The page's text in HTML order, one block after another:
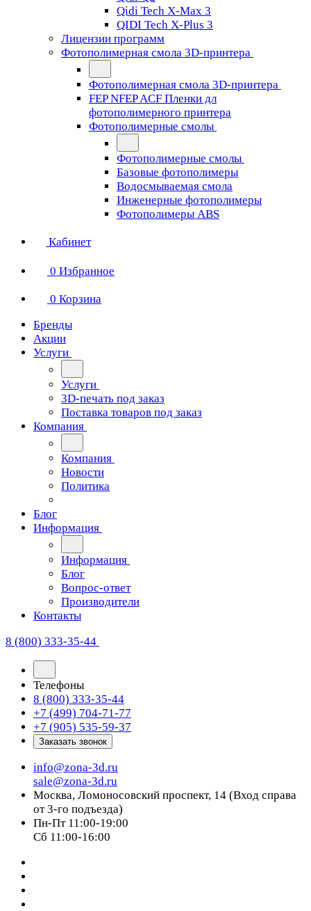
Qidi Tech X-Max 3
QIDI Tech X-Plus 3
Лицензии программ
Фотополимерная смола 3D-принтера
Фотополимерная смола 3D-принтера
FEP NFEP ACF Пленки дл
фотополимерного принтера
Фотополимерные смолы
Фотополимерные смолы
Базовые фотополимеры
Водосмываемая смола
Инженерные фотополимеры
Фотополимеры ABS
Кабинет
0 Избранное
0 Корзина
Бренды
Акции
Услуги
Услуги
3D-печать под заказ
Поставка товаров под заказ
Компания
Компания
Новости
Политика
Блог
Информация
Информация
Блог
Вопрос-ответ
Производители
Контакты
8 (800) 333-35-44
Телефоны
8 (800) 333-35-44
+7 (499) 704-71-77
+7 (905) 535-59-37
Заказать звонок
info@zona-3d.ru
sale@zona-3d.ru
Москва, Ломоносовский проспект, 14 (Вход справа
от 3-го подъезда)
Пн-Пт 11:00-19:00
Сб 11:00-16:00